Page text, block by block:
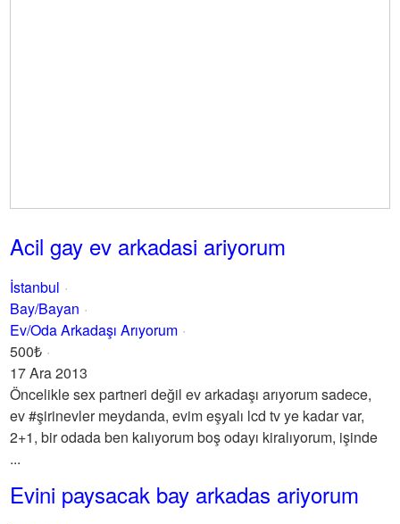
Acil gay ev arkadasi ariyorum
İstanbul
Bay/Bayan
Ev/Oda Arkadaşı Arıyorum
500₺
17 Ara 2013
Öncelikle sex partneri değil ev arkadaşı arıyorum sadece,
ev #şirinevler meydanda, evim eşyalı lcd tv ye kadar var,
2+1, bir odada ben kalıyorum boş odayı kiralıyorum, işinde
...
Evini paysacak bay arkadas ariyorum